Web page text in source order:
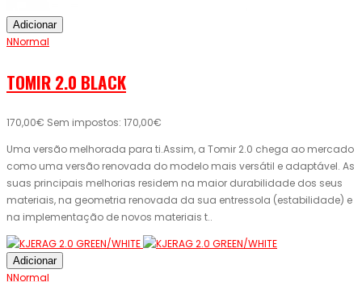
Adicionar
NNormal
TOMIR 2.0 BLACK
170,00€ Sem impostos: 170,00€
Uma versão melhorada para ti.Assim, a Tomir 2.0 chega ao mercado
como uma versão renovada do modelo mais versátil e adaptável. As
suas principais melhorias residem na maior durabilidade dos seus
materiais, na geometria renovada da sua entressola (estabilidade) e
na implementação de novos materiais t..
Adicionar
NNormal